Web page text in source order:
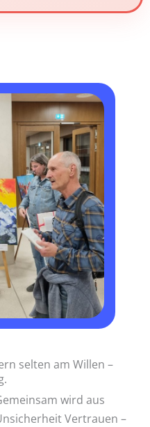
selten am Willen –
wird aus
Vertrauen –